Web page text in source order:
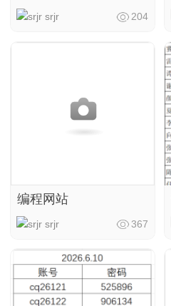
srjr 204
编程网站
srjr 367